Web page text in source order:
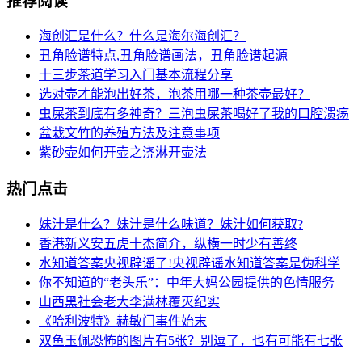
海创汇是什么？什么是海尔海创汇？
丑角脸谱特点,丑角脸谱画法，丑角脸谱起源
十三步茶道学习入门基本流程分享
选对壶才能泡出好茶，泡茶用哪一种茶壶最好？
虫屎茶到底有多神奇？三泡虫屎茶喝好了我的口腔溃疡
盆栽文竹的养殖方法及注意事项
紫砂壶如何开壶之浇淋开壶法
热门点击
妹汁是什么？妹汁是什么味道？妹汁如何获取?
香港新义安五虎十杰简介，纵横一时少有善终
水知道答案央视辟谣了!央视辟谣水知道答案是伪科学
你不知道的“老头乐”：中年大妈公园提供的色情服务
山西黑社会老大李满林覆灭纪实
《哈利波特》赫敏门事件始末
双鱼玉佩恐怖的图片有5张？别逗了，也有可能有七张